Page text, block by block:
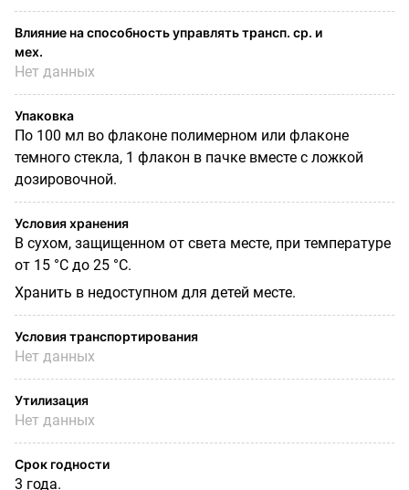
Влияние на способность управлять трансп. ср. и
мех.
Нет данных
Упаковка
По 100 мл во флаконе полимерном или флаконе
темного стекла, 1 флакон в пачке вместе с ложкой
дозировочной.
Условия хранения
В сухом, защищенном от света месте, при температуре
от 15 °С до 25 °С.
Хранить в недоступном для детей месте.
Условия транспортирования
Нет данных
Утилизация
Нет данных
Срок годности
3 года.